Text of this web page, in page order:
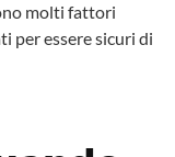
molti fattori
per essere sicuri di